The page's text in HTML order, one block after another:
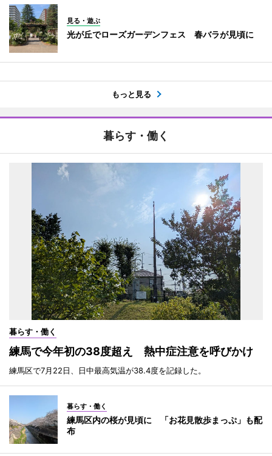
見る・遊ぶ
光が丘でローズガーデンフェス 春バラが見頃に
もっと見る
暮らす・働く
暮らす・働く
練馬で今年初の38度超え 熱中症注意を呼びかけ
練馬区で7月22日、日中最高気温が38.4度を記録した。
暮らす・働く
練馬区内の桜が見頃に 「お花見散歩まっぷ」も配
布